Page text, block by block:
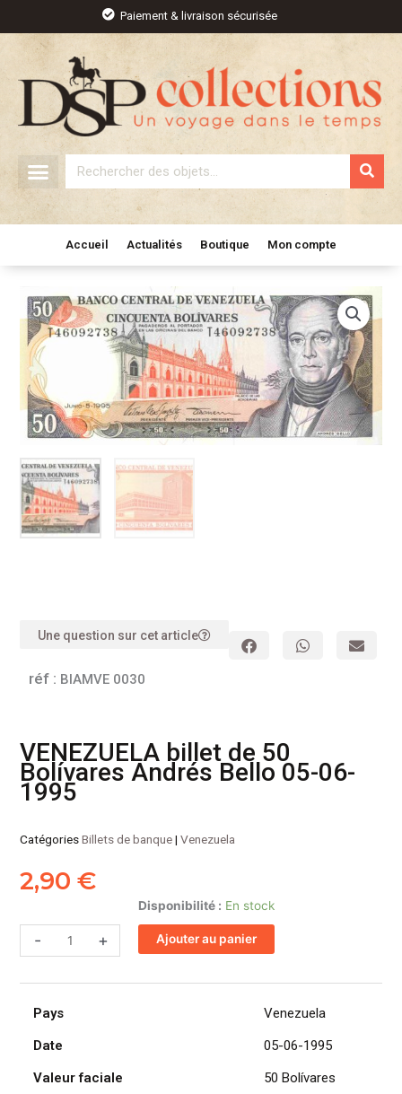
contenu
Paiement & livraison sécurisée
Rechercher
Accueil Actualités Boutique Mon compte
Une question sur cet article
réf : BIAMVE 0030
VENEZUELA billet de 50
Bolívares Andrés Bello 05-06-
1995
CatégoriesBillets de banque|Venezuela
2,90€
Disponibilité : En stock
-
de
VENEZUELA
de
Bolívares
Andrés
05-
+ Ajouter au panier
Pays
Venezuela
Date
05-06-1995
Valeur faciale
50 Bolívares